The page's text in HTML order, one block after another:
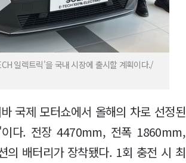
일렉트릭'을 국내 시장에 출시할 계획이다./
국제 모터쇼에서 올해의 차로 선정된
다. 전장 4470mm, 전폭 1860mm,
의 배터리가 장착됐다. 1회 충전 시 최